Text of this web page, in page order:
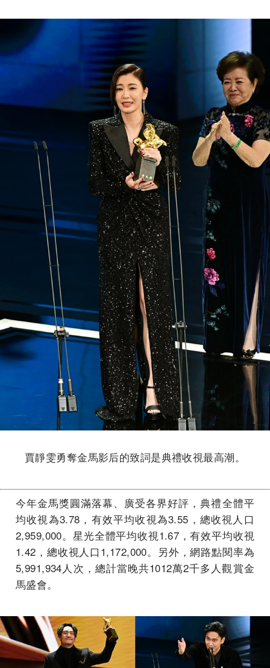
賈靜雯勇奪金馬影后的致詞是典禮收視最高潮。
今年金馬獎圓滿落幕、廣受各界好評，典禮全體平
均收視為3.78，有效平均收視為3.55，總收視人口
2,959,000。星光全體平均收視1.67，有效平均收視
1.42，總收視人口1,172,000。另外，網路點閱率為
5,991,934人次，總計當晚共1012萬2千多人觀賞金
馬盛會。